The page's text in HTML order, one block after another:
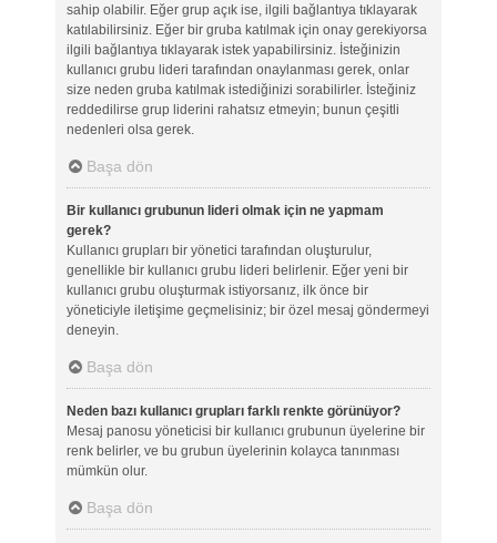
sahip olabilir. Eğer grup açık ise, ilgili bağlantıya tıklayarak
katılabilirsiniz. Eğer bir gruba katılmak için onay gerekiyorsa
ilgili bağlantıya tıklayarak istek yapabilirsiniz. İsteğinizin
kullanıcı grubu lideri tarafından onaylanması gerek, onlar
size neden gruba katılmak istediğinizi sorabilirler. İsteğiniz
reddedilirse grup liderini rahatsız etmeyin; bunun çeşitli
nedenleri olsa gerek.
Başa dön
Bir kullanıcı grubunun lideri olmak için ne yapmam
gerek?
Kullanıcı grupları bir yönetici tarafından oluşturulur,
genellikle bir kullanıcı grubu lideri belirlenir. Eğer yeni bir
kullanıcı grubu oluşturmak istiyorsanız, ilk önce bir
yöneticiyle iletişime geçmelisiniz; bir özel mesaj göndermeyi
deneyin.
Başa dön
Neden bazı kullanıcı grupları farklı renkte görünüyor?
Mesaj panosu yöneticisi bir kullanıcı grubunun üyelerine bir
renk belirler, ve bu grubun üyelerinin kolayca tanınması
mümkün olur.
Başa dön